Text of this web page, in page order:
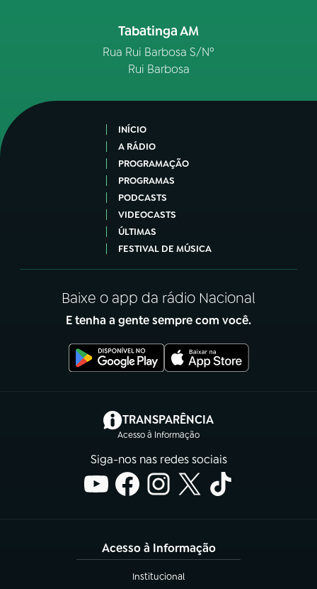
Tabatinga AM
Rua Rui Barbosa S/Nº
Rui Barbosa
INÍCIO
A RÁDIO
PROGRAMAÇÃO
PROGRAMAS
PODCASTS
VIDEOCASTS
ÚLTIMAS
FESTIVAL DE MÚSICA
Baixe o app da rádio Nacional
E tenha a gente sempre com você.
TRANSPARÊNCIA
Acesso à Informação
(abre em nova aba)
Siga-nos nas redes sociais
Acesso à Informação
Institucional
(abre em nova aba)